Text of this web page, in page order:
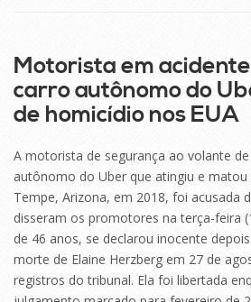
Motorista em
carro autônomo do
de homicídio nos EUA
A motorista de segurança ao volante
autônomo do Uber que atingiu e
Tempe, Arizona, em 2018, foi acusada
disseram os promotores na terça-feira
de 46 anos, se declarou inocente
morte de Elaine Herzberg em 27 de
registros do tribunal. Ela foi libertada